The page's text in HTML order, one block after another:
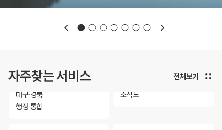
자주찾는 서비스
보도자료 재정정보
대구·경북
행정 통합
조직도
전체보기